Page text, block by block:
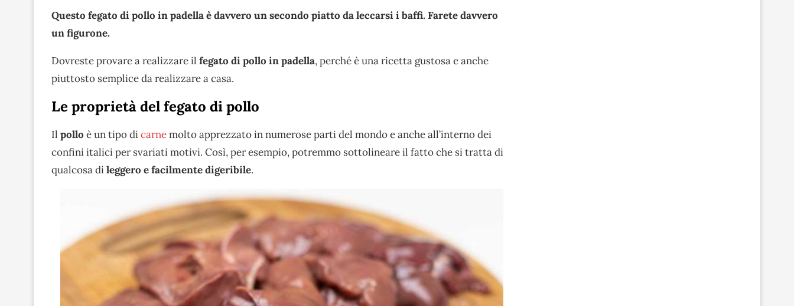
Questo fegato di pollo in padella è davvero un secondo piatto da leccarsi i baffi. Farete davvero
un figurone.
Dovreste provare a realizzare il fegato di pollo in padella, perché è una ricetta gustosa e anche
piuttosto semplice da realizzare a casa.
Le proprietà del fegato di pollo
Il pollo è un tipo dicarnemolto apprezzato in numerose parti del mondo e anche all’interno dei
confini italici per svariati motivi. Così, per esempio, potremmo sottolineare il fatto che si tratta di
qualcosa dileggero e facilmente digeribile.